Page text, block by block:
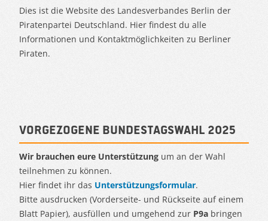
Dies ist die Website des Landesverbandes Berlin der
Piratenpartei Deutschland. Hier findest du alle
Informationen und Kontaktmöglichkeiten zu Berliner
Piraten.
Vorgezogene Bundestagswahl 2025
Wir brauchen eure Unterstützung um an der Wahl
teilnehmen zu können.
Hier findet ihr das Unterstützungsformular.
Bitte ausdrucken (Vorderseite- und Rückseite auf einem
Blatt Papier), ausfüllen und umgehend zur P9a bringen